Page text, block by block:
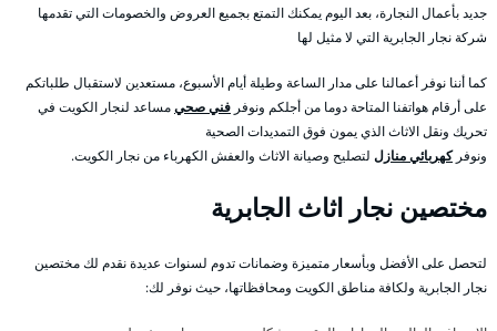
جديد بأعمال النجارة، بعد اليوم يمكنك التمتع بجميع العروض والخصومات التي تقدمها
شركة نجار الجابرية التي لا مثيل لها
كما أننا نوفر أعمالنا على مدار الساعة وطيلة أيام الأسبوع، مستعدين لاستقبال طلباتكم
على أرقام هواتفنا المتاحة دوما من أجلكم ونوفر فني صحيمساعد لنجار الكويت في
تحريك ونقل الاثاث الذي يمون فوق التمديدات الصحية
ونوفركهربائي منازل لتصليح وصيانة الاثاث والعفش الكهرباء من نجار الكويت.
مختصين نجار اثاث الجابرية
لتحصل على الأفضل وبأسعار متميزة وضمانات تدوم لسنوات عديدة نقدم لك مختصين
نجار الجابرية ولكافة مناطق الكويت ومحافظاتها، حيث نوفر لك: